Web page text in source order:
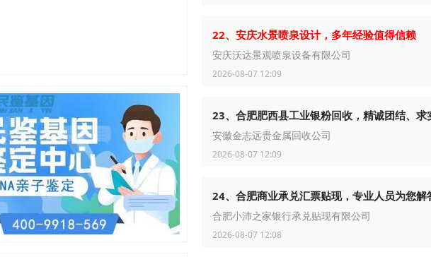
22、安庆水景喷泉设计，多年经验值得信赖
安庆沃达景观喷泉设备有限公司
2026-08-07 12:09
23、合肥肥西县工业银粉回收，精诚团结、求
安徽金志远贵金属回收公司
2026-08-07 12:09
24、合肥商业承兑汇票贴现，专业人员为您解
合肥小沛之家银行承兑贴现有限公司
2026-08-07 12:08